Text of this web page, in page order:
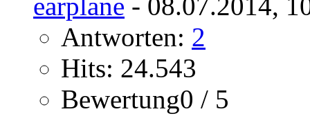
Antworten: 2
Hits: 24.543
Bewertung0 / 5